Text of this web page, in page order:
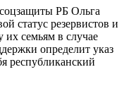
РБ Ольга
статус резервистов и
их семьям в случае
определит указ
республиканский